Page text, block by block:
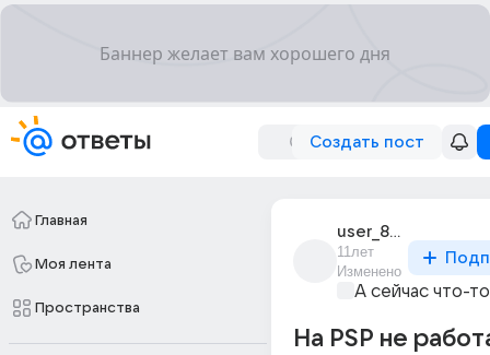
Создать пост
Главная
Моя лента
Пространства
user_85137198
11лет
Изменено
А сейчас что-
На PSP не